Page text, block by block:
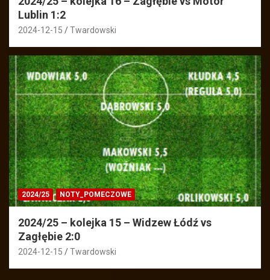
Lublin 1:2
2024-12-15 Twardowski
2024/25 NOTY_POMECZOWE
2024/25 – kolejka 15 – Widzew Łódź vs
Zagłębie 2:0
2024-12-15 Twardowski